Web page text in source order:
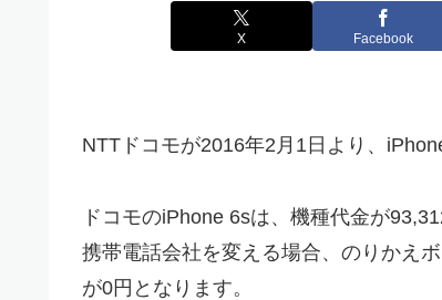
X Facebook
NTTドコモが2016年2月1日より、
ドコモのiPhone 6sは、機種代金が
携帯電話会社を変える場合、のりかえ
が0円となります。